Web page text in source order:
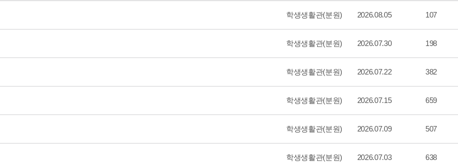
학생생활관(분원) 2026.08.05 107
학생생활관(분원) 2026.07.30 198
학생생활관(분원) 2026.07.22 382
학생생활관(분원) 2026.07.15 659
학생생활관(분원) 2026.07.09 507
학생생활관(분원) 2026.07.03 638